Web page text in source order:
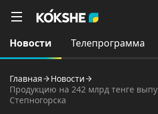
Новости Телепрограмма
Главная
Новости
Продукцию на 242 млрд тенге
Степногорска